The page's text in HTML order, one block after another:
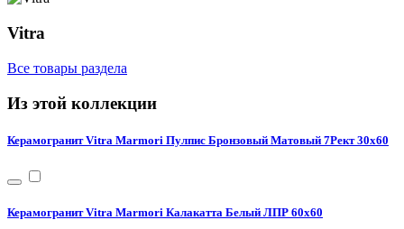
Vitra
Все товары раздела
Из этой коллекции
Керамогранит Vitra Marmori Пулпис Бронзовый Матовый 7Рект 30х60
Керамогранит Vitra Marmori Калакатта Белый ЛПР 60х60